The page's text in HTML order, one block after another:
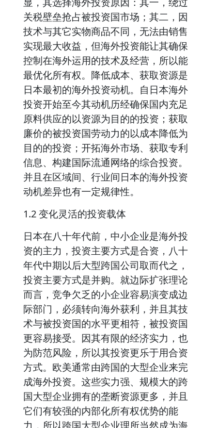
关税壁垒抢占被投资国市场；其二，因
技术与其它实物商品不同，无法由销售
实现最大收益，但海外投资能让其确保
控制在海外运用的技术及经营，所以能
最优化所有权。降低成本、获取资源是
日本最初的海外投资动机。自日本海外
投资开始至今其动机历经确保国内充足
原料供应的以资源为目的的投资；获取
廉价的被投资国劳动力的以成本降低为
目的的投资；开拓海外市场、获取专利
信息、构建国际流通网络的综合投资。
并且在区域间、行业间日本的海外投资
动机差异也有一定规律性。
1.2 变化灵活的投资载体
日本在八十年代前，中小企业是海外投
资的主力，投资主要方式是合资，八十
年代中期以后大型跨国公司取而代之，
投资主要方式是并购。就边际扩张理论
而言，竞争欠乏的小企业容易演变成边
际部门，必须转向海外获利，并且其技
术与被投资国的水平更相符，被投资国
更容易接受。因其有限的经济实力，也
为防范风险，所以其投资更乐于用合资
方式。欧美通常由跨国的大型企业来完
成海外投资。这些实力强、规模大的跨
国大型企业拥有的垄断资源更多，并且
它们有较强的内部化所有权优势的能
力，所以跨国大型企业理所当然成为海